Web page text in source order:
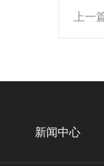
上一
新闻中心